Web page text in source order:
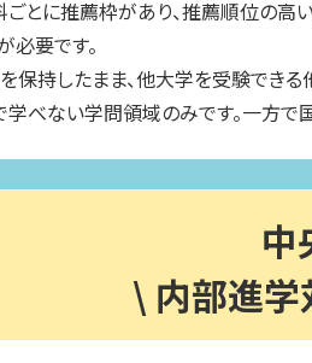
ごとに推薦枠があり、推薦順位の
要です。
持したまま、他大学を受験でき
べない学問領域のみです。一方で
中
\ 内部進学